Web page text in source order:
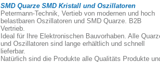
SMD Quarze SMD Kristall und Oszillatoren
Petermann-Technik, Vertieb von modernen und hoch
belastbaren Oszillatoren und SMD Quarze. B2B
Vertrieb.
Ideal für Ihre Elektronischen Bauvorhaben. Alle
und Oszillatoren sind lange erhältlich und schnell
lieferbar.
Natürlich sind die Produkte alle Qualitäts Produkte